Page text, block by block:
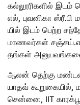
கல்லூரிகளில் இடம்
எல், புவனிகா ஸ்ரீ.பி
யில் இடம் பெற்ற
மாணவர்கள்
தங்கள்
ஆலன் தெற்கு
யாதவ் கூறுகையில்,
சென்னை, IIT